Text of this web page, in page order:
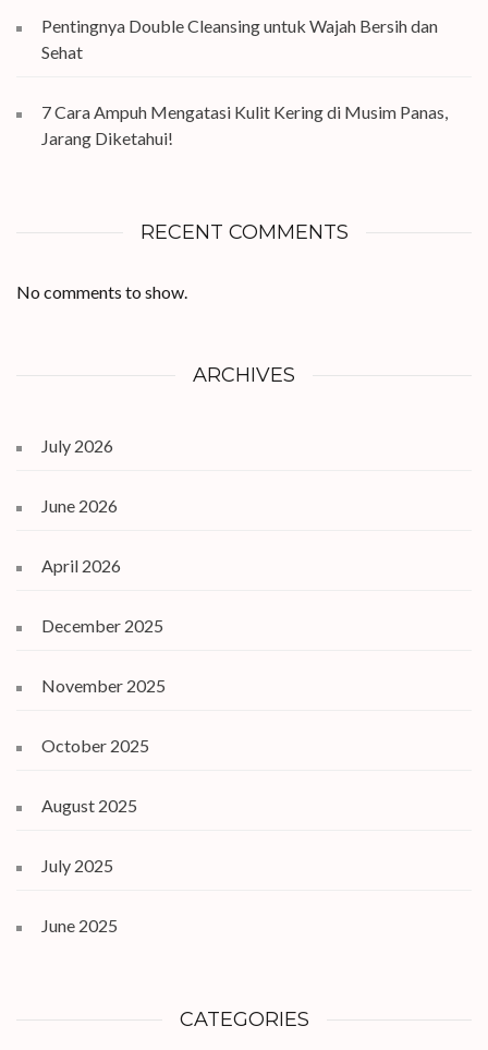
Pentingnya Double Cleansing untuk Wajah Bersih dan
Sehat
7 Cara Ampuh Mengatasi Kulit Kering di Musim Panas,
Jarang Diketahui!
RECENT COMMENTS
No comments to show.
ARCHIVES
July 2026
June 2026
April 2026
December 2025
November 2025
October 2025
August 2025
July 2025
June 2025
CATEGORIES